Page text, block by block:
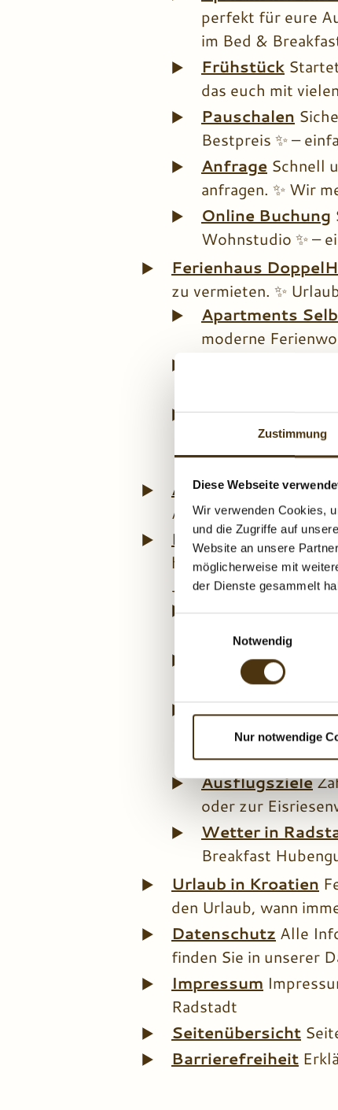
Zustimmung
Diese Webseite
Wir verwenden Cookies,
und die Zugriffe auf
Website an unsere
möglicherweise mit
der Dienste gesammelt
n
l
g
u
g
u
s
a
h
l
Notwendig
Nur notwendige
perfekt für eure
im Bed &
Frühstück
das euch mit
Pauschalen
Bestpreis ✨ –
Anfrage Schnell
anfragen. ✨ Wir
Online Buchung
Wohnstudio ✨ –
Ferienhaus
zu vermieten. ✨
Apartments
moderne
DoppelHerz
Online Buchung
Selbstversorger
Österreich freuen!
Auszeit zu Zweit
Aufenthalt bei uns im
RadstadtEgal, ob
historischen Charme
Jahreszeit mit seiner
Skiurlaub nahe
amadé oder ✨
Golfurlaub
direkt am
Vorteilskarten
in Österreich.
Ausflugsziele
oder zur
Wetter in
Breakfast
Urlaub in Kroatien
den Urlaub, wann
Datenschutz Alle
finden Sie in unserer
Impressum
Radstadt
Seitenübersicht
Barrierefreiheit